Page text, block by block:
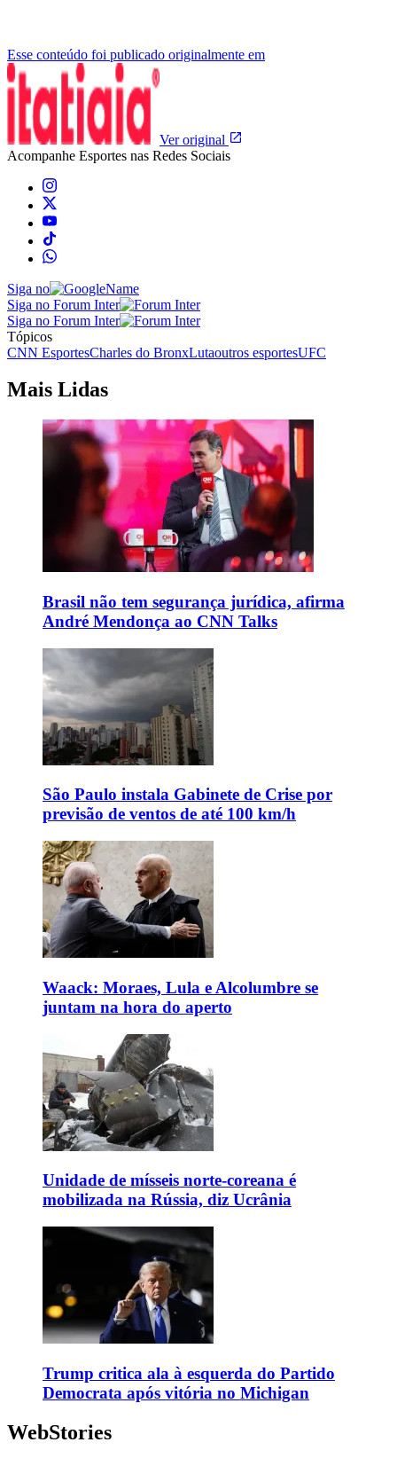
Esse conteúdo foi publicado originalmente em
Ver original
Acompanhe Esportes nas Redes Sociais
Siga no
Siga no Forum Inter
Siga no Forum Inter
Tópicos
CNN EsportesCharles do BronxLutaoutros esportesUFC
Mais Lidas
Brasil não tem segurança jurídica, afirma
André Mendonça ao CNN Talks
São Paulo instala Gabinete de Crise por
previsão de ventos de até 100 km/h
Waack: Moraes, Lula e Alcolumbre se
juntam na hora do aperto
Unidade de mísseis norte-coreana é
mobilizada na Rússia, diz Ucrânia
Trump critica ala à esquerda do Partido
Democrata após vitória no Michigan
WebStories